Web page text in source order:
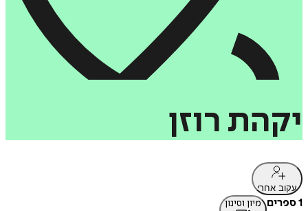
יקהת רוזן
עקוב אחרי
1 ספרים מיון וסינון